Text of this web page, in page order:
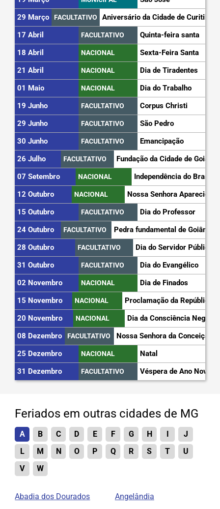
29 Março
FACULTATIVO
Aniversário da Cidade de Curitiba
17 Abril
FACULTATIVO
Quinta-feira santa
18 Abril
NACIONAL
Sexta-Feira Santa
21 Abril
NACIONAL
Dia de Tiradentes
01 Maio
NACIONAL
Dia do Trabalho
19 Junho
FACULTATIVO
Corpus Christi
29 Junho
FACULTATIVO
São Pedro
30 Junho
FACULTATIVO
Emancipação
26 Julho
FACULTATIVO
Fundação da Cidade de Goiás
07 Setembro
NACIONAL
Independência do Brasil
12 Outubro
NACIONAL
Nossa Senhora Aparecida
15 Outubro
FACULTATIVO
Dia do Professor
24 Outubro
FACULTATIVO
Pedra fundamental de Goiânia
28 Outubro
FACULTATIVO
Dia do Servidor Público
31 Outubro
FACULTATIVO
Dia do Evangélico
02 Novembro
NACIONAL
Dia de Finados
15 Novembro
NACIONAL
Proclamação da República
20 Novembro
NACIONAL
Dia da Consciência Negra
08 Dezembro
FACULTATIVO
Nossa Senhora da Conceição
25 Dezembro
NACIONAL
Natal
31 Dezembro
FACULTATIVO Véspera de Ano Novo
Feriados em outras cidades de MG
A B C D E F G H I
J
L
M N O P Q R S T
U
V
W
Abadia dos Dourados
Angelândia